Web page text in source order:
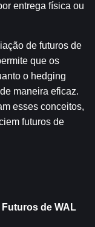
entrega física ou
de futuros de
que os
o hedging
maneira eficaz.
esses conceitos,
futuros de
de WAL